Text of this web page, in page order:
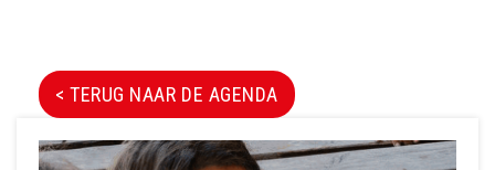
< TERUG NAAR DE AGENDA